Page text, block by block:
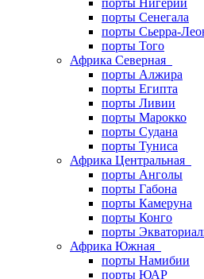
порты Нигерии
порты Сенегала
порты Сьерра-
порты Того
Африка Северная
порты Алжира
порты Египта
порты Ливии
порты Марокко
порты Судана
порты Туниса
Африка Центральная
порты Анголы
порты Габона
порты Камеруна
порты Конго
порты
Африка Южная
порты Намибии
порты ЮАР